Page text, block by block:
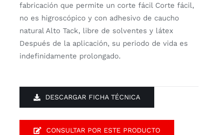
fabricación que permite un corte fácil Corte fácil,
no es higroscópico y con adhesivo de caucho
natural Alto Tack, libre de solventes y látex
Después de la aplicación, su periodo de vida es
indefinidamente prolongado.
DESCARGAR FICHA TÉCNICA
CONSULTAR POR ESTE PRODUCTO